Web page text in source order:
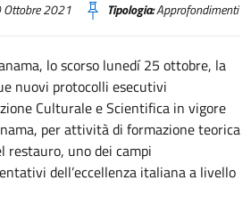
2021 Tipologia:Approfondimenti
lo scorso lunedí 25 ottobre, la
nuovi protocolli esecutivi
Culturale e Scientifica in vigore
per attività di formazione teorica
restauro, uno dei campi
dell’eccellenza italiana a livello